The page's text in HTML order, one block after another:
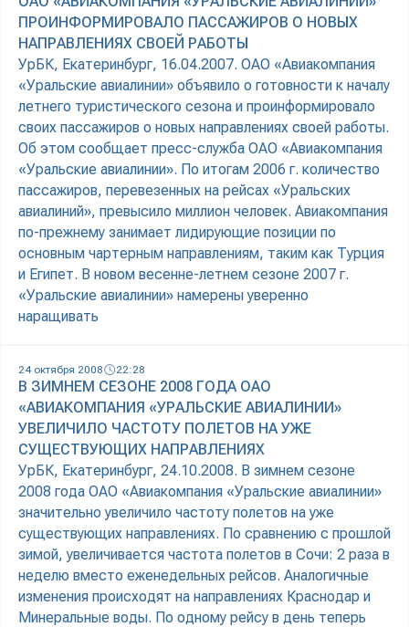
ПРОИНФОРМИРОВАЛО ПАССАЖИРОВ О НОВЫХ
НАПРАВЛЕНИЯХ СВОЕЙ РАБОТЫ
УрБК, Екатеринбург, 16.04.2007. ОАО «Авиакомпания
«Уральские авиалинии» объявило о готовности к началу
летнего туристического сезона и проинформировало
своих пассажиров о новых направлениях своей работы.
Об этом сообщает пресс-служба ОАО «Авиакомпания
«Уральские авиалинии». По итогам 2006 г. количество
пассажиров, перевезенных на рейсах «Уральских
авиалиний», превысило миллион человек. Авиакомпания
по-прежнему занимает лидирующие позиции по
основным чартерным направлениям, таким как Турция
и Египет. В новом весенне-летнем сезоне 2007 г.
«Уральские авиалинии» намерены уверенно
наращивать
24 октября 2008 22:28
В ЗИМНЕМ СЕЗОНЕ 2008 ГОДА ОАО
«АВИАКОМПАНИЯ «УРАЛЬСКИЕ АВИАЛИНИИ»
УВЕЛИЧИЛО ЧАСТОТУ ПОЛЕТОВ НА УЖЕ
СУЩЕСТВУЮЩИХ НАПРАВЛЕНИЯХ
УрБК, Екатеринбург, 24.10.2008. В зимнем сезоне
2008 года ОАО «Авиакомпания «Уральские авиалинии»
значительно увеличило частоту полетов на уже
существующих направлениях. По сравнению с прошлой
зимой, увеличивается частота полетов в Сочи: 2 раза в
неделю вместо еженедельных рейсов. Аналогичные
изменения происходят на направлениях Краснодар и
Минеральные воды. По одному рейсу в день теперь